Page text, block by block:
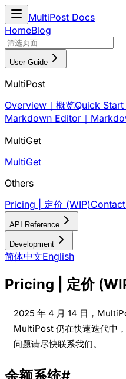
MultiPost Docs
HomeBlog
User Guide
MultiPost
Overview｜概览Quick Start
Markdown Editor｜
MultiGet
MultiGet
Others
Pricing | 定价 (WIP)
API Reference
Development
简体中文English
Pricing | 定价
2025 年 4 月 14 日，
MultiPost 仍在快速迭代中
问题请尽快联系我们。